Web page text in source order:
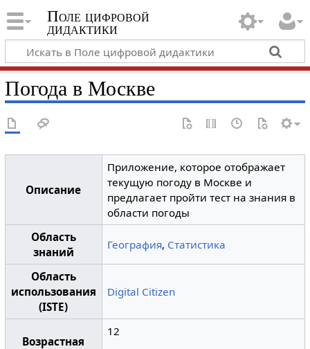
Поле цифровой
дидактики
Погода в Москве
Описание
Приложение, которое отображает
текущую погоду в Москве и
предлагает пройти тест на знания в
области погоды
Область
знаний
География, Статистика
Область
использования
(ISTE)
Digital Citizen
Возрастная
12